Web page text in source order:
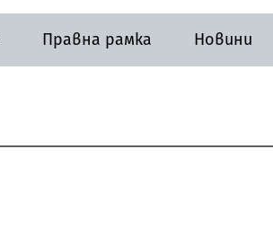
Правна рамка Новини